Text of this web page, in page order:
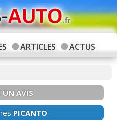
ARTICLES ACTUS
UN AVIS
PICANTO